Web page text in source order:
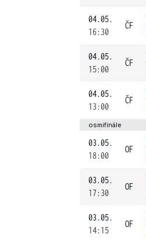
04.05.
16:30
ČF
04.05.
15:00
ČF
04.05.
13:00
ČF
osmifinále
03.05.
18:00
OF
03.05.
17:30
OF
03.05.
14:15
OF